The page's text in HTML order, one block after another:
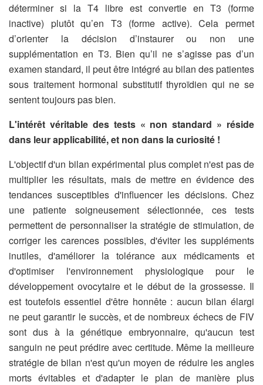
déterminer si la T4 libre est convertie en T3 (forme
inactive) plutôt qu’en T3 (forme active). Cela permet
d’orienter la décision d’instaurer ou non une
supplémentation en T3. Bien qu’il ne s’agisse pas d’un
examen standard, il peut être intégré au bilan des patientes
sous traitement hormonal substitutif thyroïdien qui ne se
sentent toujours pas bien.
L'intérêt véritable des tests « non standard » réside
dans leur applicabilité, et non dans la curiosité !
L'objectif d'un bilan expérimental plus complet n'est pas de
multiplier les résultats, mais de mettre en évidence des
tendances susceptibles d'influencer les décisions. Chez
une patiente soigneusement sélectionnée, ces tests
permettent de personnaliser la stratégie de stimulation, de
corriger les carences possibles, d'éviter les suppléments
inutiles, d'améliorer la tolérance aux médicaments et
d'optimiser l'environnement physiologique pour le
développement ovocytaire et le début de la grossesse. Il
est toutefois essentiel d'être honnête : aucun bilan élargi
ne peut garantir le succès, et de nombreux échecs de FIV
sont dus à la génétique embryonnaire, qu'aucun test
sanguin ne peut prédire avec certitude. Même la meilleure
stratégie de bilan n'est qu'un moyen de réduire les angles
morts évitables et d'adapter le plan de manière plus